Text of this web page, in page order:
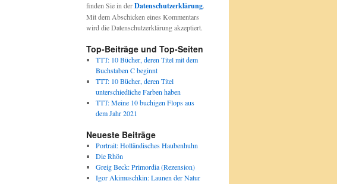
finden Sie in derDatenschutzerklärung.
Mit dem Abschicken eines Kommentars
wird die Datenschutzerklärung akzeptiert.
Top-Beiträge und Top-Seiten
TTT: 10 Bücher, deren Titel mit dem
Buchstaben C beginnt
TTT: 10 Bücher, deren Titel
unterschiedliche Farben haben
TTT: Meine 10 buchigen Flops aus
dem Jahr 2021
Neueste Beiträge
Portrait: Holländisches Haubenhuhn
Die Rhön
Greig Beck: Primordia (Rezension)
Igor Akimuschkin: Launen der Natur